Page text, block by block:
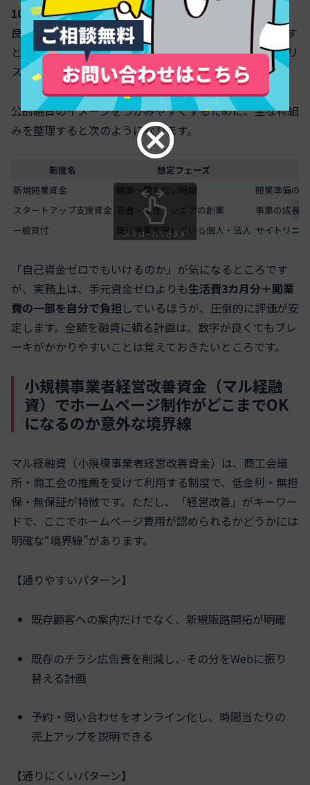
10〜20％程度に抑えると、融資担当者から「バランスの
良い投資」と見られやすくなります。私の視点で言います
と、サイトだけに資金を偏らせた計画書は、それだけでリ
スク高と評価されがちです。
公的融資のイメージをつかみやすくするために、主な枠組
みを整理すると次のようになります。
制度名
想定フェーズ
新規開業資金
開業〜間もない時期
開業準備の
スタートアップ支援資金 若者・女性・シニアの創業
事業の成長
一般貸付
既に事業を回している個人・法人 サイトリニ
スクロールできます
「自己資金ゼロでもいけるのか」が気になるところです
が、実務上は、手元資金ゼロよりも生活費3カ月分＋開業
費の一部を自分で負担しているほうが、圧倒的に評価が安
定します。全額を融資に頼る計画は、数字が良くてもブレ
ーキがかかりやすいことは覚えておきたいところです。
小規模事業者経営改善資金（マル経融
資）でホームページ制作がどこまでOK
になるのか意外な境界線
マル経融資（小規模事業者経営改善資金）は、商工会議
所・商工会の推薦を受けて利用する制度で、低金利・無担
保・無保証が特徴です。ただし、「経営改善」がキーワー
ドで、ここでホームページ費用が認められるかどうかには
明確な“境界線”があります。
【通りやすいパターン】
既存顧客への案内だけでなく、新規販路開拓が明確
既存のチラシ広告費を削減し、その分をWebに振り
替える計画
予約・問い合わせをオンライン化し、時間当たりの
売上アップを説明できる
【通りにくいパターン】